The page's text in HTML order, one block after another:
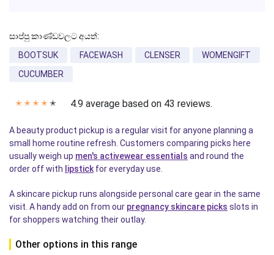
සාප්පු කාණ්ඩවලට අයත්:
BOOTSUK
FACEWASH CLENSER
WOMENGIFT
CUCUMBER
✭ ✭ ✭ ✭ ✭ 4.9 average based on 43 reviews.
A beauty product pickup is a regular visit for anyone planning a
small home routine refresh. Customers comparing picks here
usually weigh up men's activewear essentials and round the
order off with lipstick for everyday use.
A skincare pickup runs alongside personal care gear in the same
visit. A handy add on from our pregnancy skincare picks slots in
for shoppers watching their outlay.
Other options in this range